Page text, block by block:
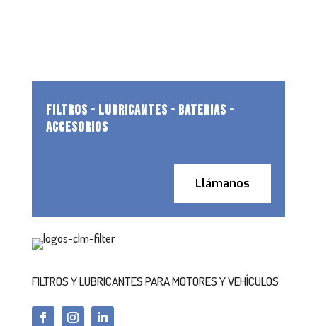
FILTROS - LUBRICANTES - BATERIAS -
ACCESORIOS
Llámanos
FILTROS Y LUBRICANTES PARA MOTORES Y VEHÍCULOS